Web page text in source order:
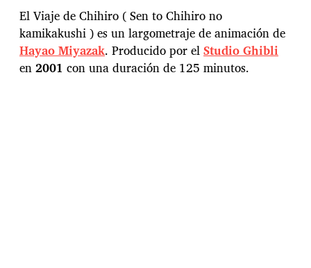
h
a
d
e
l
El Viaje de Chihiro ( Sen to Chihiro no
kamikakushi ) es un largometraje de animación de
Hayao Miyazak. Producido por elStudio Ghibli
en2001 con una duración de 125 minutos.